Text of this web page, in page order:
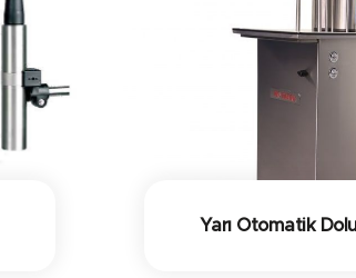
Yarı Otomatik